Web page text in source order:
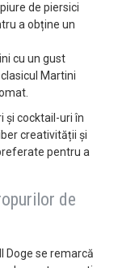
de piersici
a obține un
cu un gust
Martini
și cocktail-uri în
creativității și
pentru a
de
Doge se remarcă